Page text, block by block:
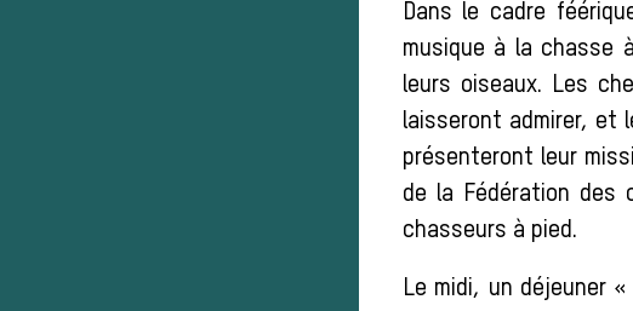
Dans le cadre
musique à la chasse
leurs oiseaux. Les
laisseront admirer, et
présenteront leur
de la Fédération des
chasseurs à pied.
Le midi, un déjeuner